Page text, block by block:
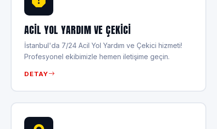
ACIL YOL YARDIM VE ÇEKICI
İstanbul'da 7/24 Acil Yol Yardım ve Çekici hizmeti!
Profesyonel ekibimizle hemen iletişime geçin.
DETAY